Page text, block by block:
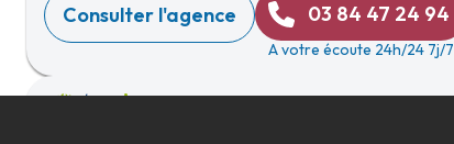
Consulter l'agence 03 84 47 24 94
A votre écoute 24h/24 7j/7